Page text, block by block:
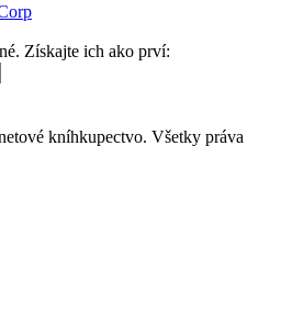
Získajte ich ako prví:
kníhkupectvo. Všetky práva